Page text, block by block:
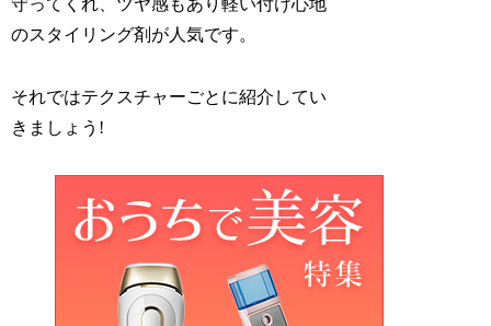
守ってくれ、ツヤ感もあり軽い付け心地
のスタイリング剤が人気です。
それではテクスチャーごとに紹介してい
きましょう!